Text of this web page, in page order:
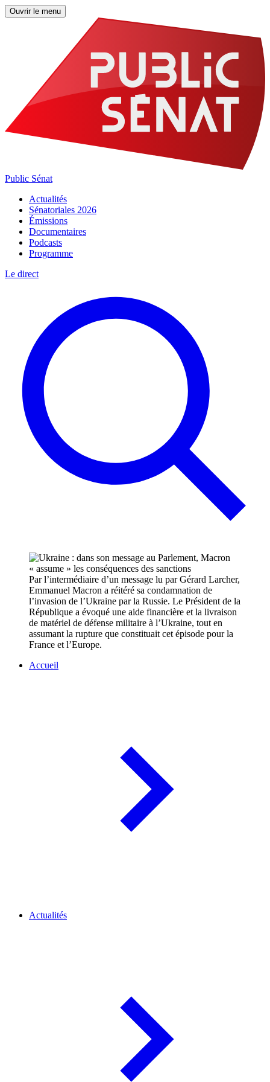
Ouvrir le menu
Public Sénat
Actualités
Sénatoriales 2026
Émissions
Documentaires
Podcasts
Programme
Le direct
Par l’intermédiaire d’un message lu par Gérard Larcher,
Emmanuel Macron a réitéré sa condamnation de
l’invasion de l’Ukraine par la Russie. Le Président de la
République a évoqué une aide financière et la livraison
de matériel de défense militaire à l’Ukraine, tout en
assumant la rupture que constituait cet épisode pour la
France et l’Europe.
Accueil
Actualités